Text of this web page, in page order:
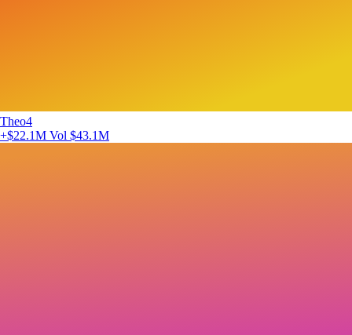
Theo4
+$22.1M Vol $43.1M